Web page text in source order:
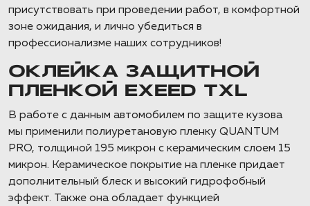
присутствовать при проведении работ, в комфортной
зоне ожидания, и лично убедиться в
профессионализме наших сотрудников!
ОКЛЕЙКА ЗАЩИТНОЙ
ПЛЕНКОЙ EXEED TXL
В работе с данным автомобилем по защите кузова
мы применили полиуретановую пленку QUANTUM
PRO, толщиной 195 микрон с керамическим слоем 15
микрон. Керамическое покрытие на пленке придает
дополнительный блеск и высокий гидрофобный
эффект. Также она обладает функцией